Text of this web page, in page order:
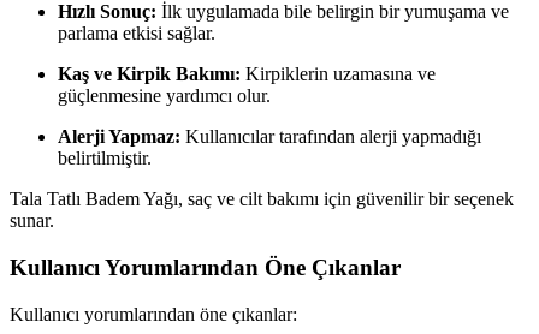
Hızlı Sonuç: İlk uygulamada bile belirgin bir yumuşama ve
parlama etkisi sağlar.
Kaş ve Kirpik Bakımı: Kirpiklerin uzamasına ve
güçlenmesine yardımcı olur.
Alerji Yapmaz: Kullanıcılar tarafından alerji yapmadığı
belirtilmiştir.
Tala Tatlı Badem Yağı, saç ve cilt bakımı için güvenilir bir seçenek
sunar.
Kullanıcı Yorumlarından Öne Çıkanlar
Kullanıcı yorumlarından öne çıkanlar: